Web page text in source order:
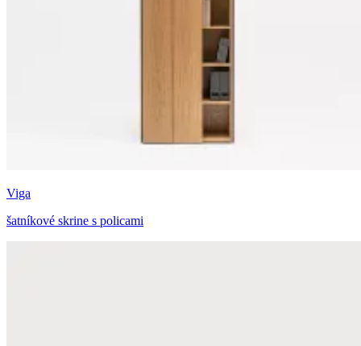
Viga
šatníkové skrine s policami